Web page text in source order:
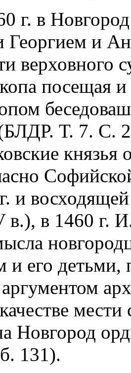
г. в
Георгием и
верховного
посещая
Т. 7. С.
князья
и
в.), в 1460 г.
и его
Новгород
131).